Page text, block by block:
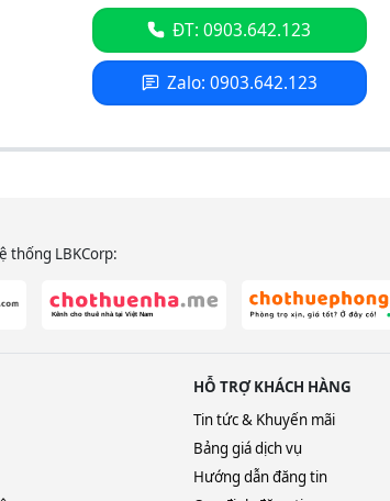
ĐT: 0903.642.123
Zalo: 0903.642.123
thống LBKCorp:
HỖ TRỢ KHÁCH HÀNG
Tin tức & Khuyến mãi
Bảng giá dịch vụ
Hướng dẫn đăng tin